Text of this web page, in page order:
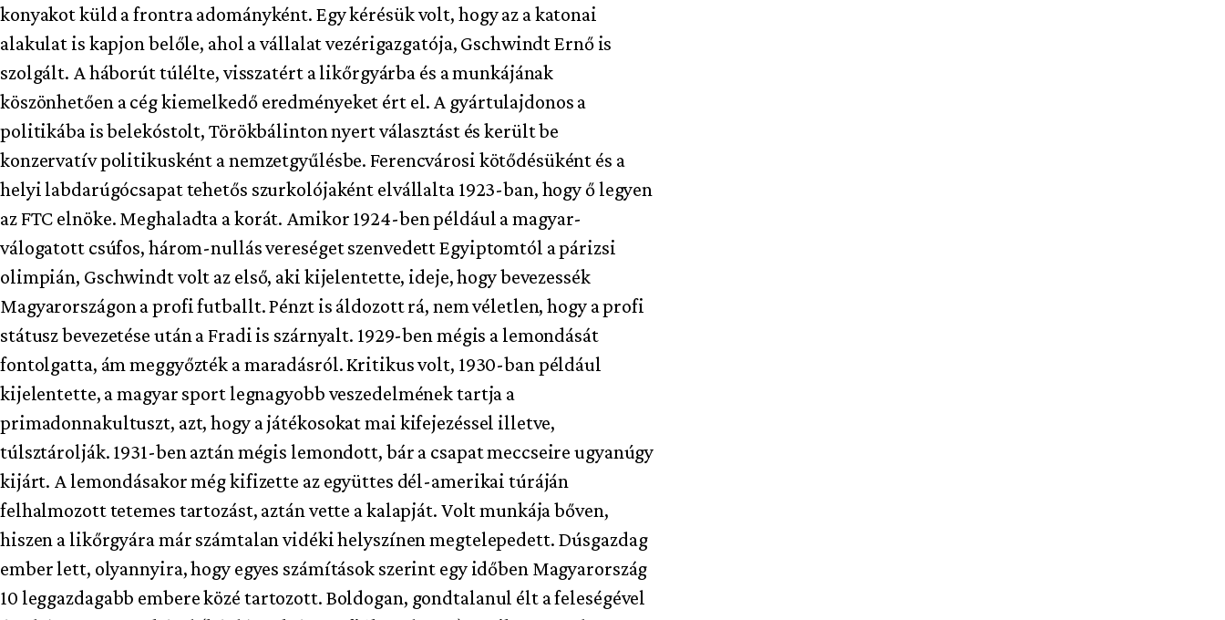
konyakot küld a frontra adományként. Egy kérésük volt, hogy az a katonai
alakulat is kapjon belőle, ahol a vállalat vezérigazgatója, Gschwindt Ernő is
szolgált. A háborút túlélte, visszatért a likőrgyárba és a munkájának
köszönhetően a cég kiemelkedő eredményeket ért el. A gyártulajdonos a
politikába is belekóstolt, Törökbálinton nyert választást és került be
konzervatív politikusként a nemzetgyűlésbe. Ferencvárosi kötődésüként és a
helyi labdarúgócsapat tehetős szurkolójaként elvállalta 1923-ban, hogy ő legyen
az FTC elnöke. Meghaladta a korát. Amikor 1924-ben például a magyar-
válogatott csúfos, három-nullás vereséget szenvedett Egyiptomtól a párizsi
olimpián, Gschwindt volt az első, aki kijelentette, ideje, hogy bevezessék
Magyarországon a profi futballt. Pénzt is áldozott rá, nem véletlen, hogy a profi
státusz bevezetése után a Fradi is szárnyalt. 1929-ben mégis a lemondását
fontolgatta, ám meggyőzték a maradásról. Kritikus volt, 1930-ban például
kijelentette, a magyar sport legnagyobb veszedelmének tartja a
primadonnakultuszt, azt, hogy a játékosokat mai kifejezéssel illetve,
túlsztárolják. 1931-ben aztán mégis lemondott, bár a csapat meccseire ugyanúgy
kijárt. A lemondásakor még kifizette az együttes dél-amerikai túráján
felhalmozott tetemes tartozást, aztán vette a kalapját. Volt munkája bőven,
hiszen a likőrgyára már számtalan vidéki helyszínen megtelepedett. Dúsgazdag
ember lett, olyannyira, hogy egyes számítások szerint egy időben Magyarország
10 leggazdagabb embere közé tartozott. Boldogan, gondtalanul élt a feleségével